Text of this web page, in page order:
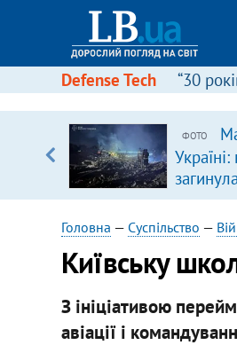
Defense Tech “30
ФОТО
удар по
Головна — Суспільство —
Київську
З ініціативою
авіації і